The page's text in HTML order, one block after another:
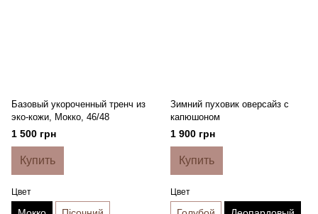
Базовый укороченный тренч из
эко-кожи, Мокко, 46/48
1 500 грн
Купить
Цвет
Зимний пуховик оверсайз с
капюшоном
1 900 грн
Купить
Цвет